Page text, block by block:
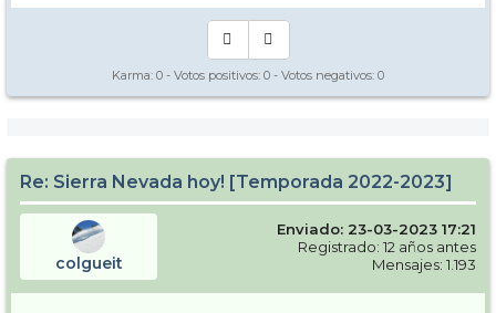
Karma: 0 - Votos positivos: 0 - Votos negativos: 0
Re: Sierra Nevada hoy! [Temporada 2022-2023]
colgueit
Enviado: 23-03-2023 17:21
Registrado: 12 años antes
Mensajes: 1.193